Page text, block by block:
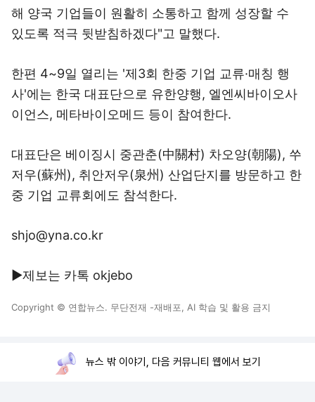
해 양국 기업들이 원활히 소통하고 함께 성장할 수
있도록 적극 뒷받침하겠다"고 말했다.
한편 4~9일 열리는 '제3회 한중 기업 교류·매칭 행
사'에는 한국 대표단으로 유한양행, 엘엔씨바이오사
이언스, 메타바이오메드 등이 참여한다.
대표단은 베이징시 중관춘(中關村) 차오양(朝陽), 쑤
저우(蘇州), 취안저우(泉州) 산업단지를 방문하고 한
중 기업 교류회에도 참석한다.
shjo@yna.co.kr
▶제보는 카톡 okjebo
Copyright © 연합뉴스. 무단전재 -재배포, AI 학습 및 활용 금지
뉴스 밖 이야기, 다음 커뮤니티 웹에서 보기